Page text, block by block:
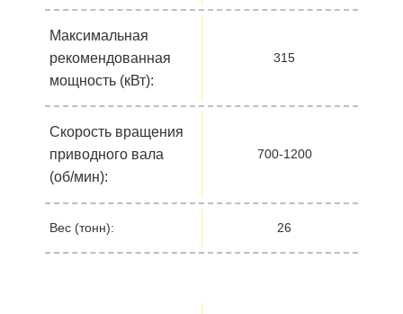
Максимальная
рекомендованная
мощность (кВт):
315
Скорость вращения
приводного вала
(об/мин):
700-1200
Вес (тонн): 26